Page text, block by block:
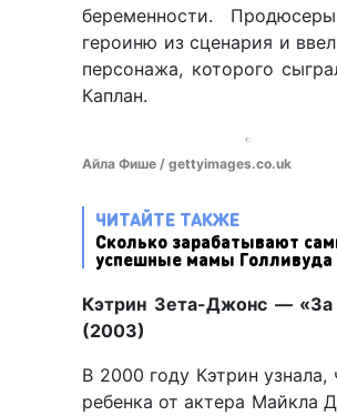
беременности.
героиню из сценария и
персонажа, которого
Каплан.
Айла Фише / gettyimages.co.uk
ЧИТАЙТЕ ТАКЖЕ
Сколько зарабатывают
успешные мамы Голливуда
Кэтрин Зета-Джонс — «За
(2003)
В 2000 году Кэтрин узнала,
ребенка от актера Майкла